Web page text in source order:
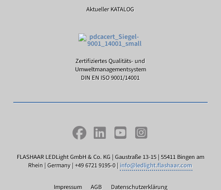
Aktueller KATALOG
Zertifiziertes Qualitäts- und
Umweltmanagementsystem
DIN EN ISO 9001/14001
FLASHAAR LEDLight GmbH & Co. KG | Gaustraße 13-15 | 55411 Bingen am
Rhein | Germany | +49 6721 9195-0 | info@ledlight.flashaar.com
Impressum AGB Datenschutzerklärung